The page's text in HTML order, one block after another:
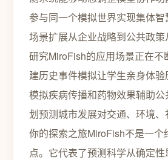
参与同一个模拟世界实现集体
场景扩展从企业战略到公共政
研究MiroFish的应用场景正在不
建历史事件模拟让学生亲身体
模拟疾病传播和药物效果辅助
划预测城市发展对交通、环境
你的探索之旅MiroFish不是一个
点。它代表了预测科学从确定